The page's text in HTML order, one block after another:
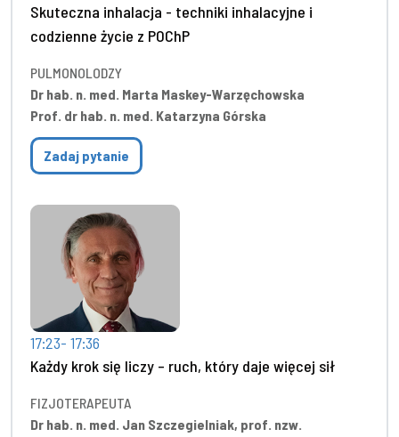
Skuteczna inhalacja - techniki inhalacyjne i
codzienne życie z POChP
PULMONOLODZY
Dr hab. n. med. Marta Maskey-Warzęchowska
Prof. dr hab. n. med. Katarzyna Górska
Zadaj pytanie
17:23- 17:36
Każdy krok się liczy – ruch, który daje więcej sił
FIZJOTERAPEUTA
Dr hab. n. med. Jan Szczegielniak, prof. nzw.